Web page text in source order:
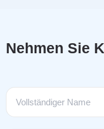
Nehmen Sie